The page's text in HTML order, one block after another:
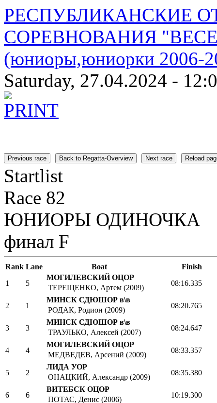
РЕСПУБЛИКАНСКИЕ
СОРЕВНОВАНИЯ
(юниоры,юниорки 2006-
Saturday, 27.04.2024 -
Previous race Back to Regatta-Overview Next race Reload
Startlist
Race 82
ЮНИОРЫ ОДИНОЧКА
финал F
Rank Lane Boat
Finish
1
5
МОГИЛЕВСКИЙ ОЦОР
ТЕРЕЩЕНКО, Артем (2009)
08:16.335
2 1
МИНСК СДЮШОР в\в
РОДАК, Родион (2009)
08:20.765
3 3
МИНСК СДЮШОР в\в
ТРАУЛЬКО, Алексей (2007)
08:24.647
4 4
МОГИЛЕВСКИЙ ОЦОР
МЕДВЕДЕВ, Арсений (2009)
08:33.357
5 2
ЛИДА УОР
ОНАЦКИЙ, Александр (2009)
08:35.380
6 6
ВИТЕБСК ОЦОР
ПОТАС, Денис (2006)
10:19.300